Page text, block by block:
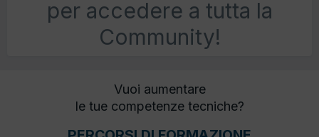
per accedere a tutta la
Community!
Vuoi aumentare
le tue competenze tecniche?